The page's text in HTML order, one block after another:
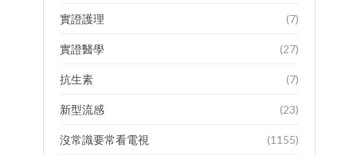
實證護理 (7)
實證醫學 (27)
抗生素 (7)
新型流感 (23)
沒常識要常看電視 (1155)